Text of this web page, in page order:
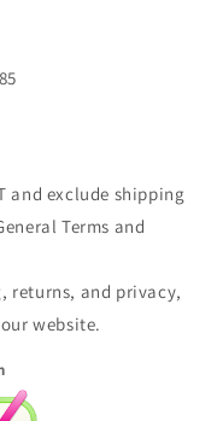
and exclude shipping
Terms and
returns, and privacy,
website.